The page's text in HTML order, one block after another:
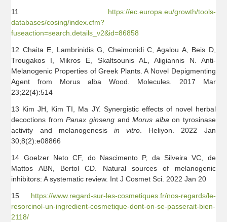
11 https://ec.europa.eu/growth/tools-
databases/cosing/index.cfm?
fuseaction=search.details_v2&id=86858
12 Chaita E, Lambrinidis G, Cheimonidi C, Agalou A, Beis D,
Trougakos I, Mikros E, Skaltsounis AL, Aligiannis N. Anti-
Melanogenic Properties of Greek Plants. A Novel Depigmenting
Agent from Morus alba Wood. Molecules. 2017 Mar
23;22(4):514
13 Kim JH, Kim TI, Ma JY. Synergistic effects of novel herbal
decoctions fromPanax ginsengandMorus albaon tyrosinase
activity and melanogenesis in vitro. Heliyon. 2022 Jan
30;8(2):e08866
14 Goelzer Neto CF, do Nascimento P, da Silveira VC, de
Mattos ABN, Bertol CD. Natural sources of melanogenic
inhibitors: A systematic review. Int J Cosmet Sci. 2022 Jan 20
15 https://www.regard-sur-les-cosmetiques.fr/nos-regards/le-
resorcinol-un-ingredient-cosmetique-dont-on-se-passerait-bien-
2118/